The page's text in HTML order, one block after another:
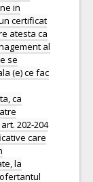
in
certificat
atesta ca
al
se
(e) ce fac
ca
202-204
care
la